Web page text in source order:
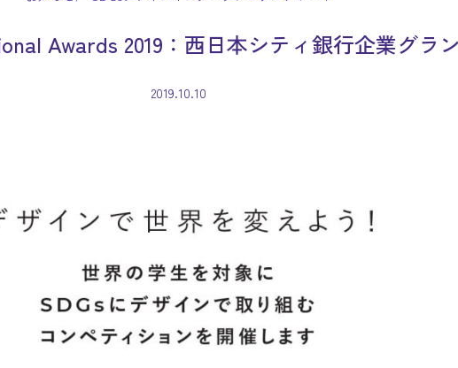
Awards 2019：西日本シティ銀行企業グラ
2019.10.10